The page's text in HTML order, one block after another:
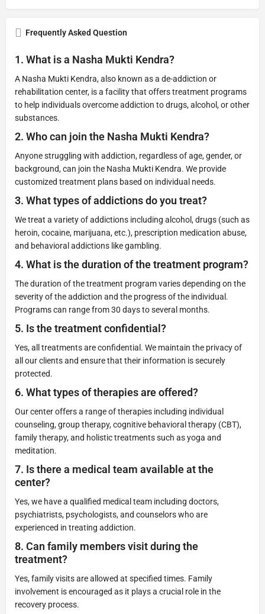
Frequently Asked Question
1. What is a Nasha Mukti Kendra?
A Nasha Mukti Kendra, also known as a de-addiction or
rehabilitation center, is a facility that offers treatment programs
to help individuals overcome addiction to drugs, alcohol, or other
substances.
2. Who can join the Nasha Mukti Kendra?
Anyone struggling with addiction, regardless of age, gender, or
background, can join the Nasha Mukti Kendra. We provide
customized treatment plans based on individual needs.
3. What types of addictions do you treat?
We treat a variety of addictions including alcohol, drugs (such as
heroin, cocaine, marijuana, etc.), prescription medication abuse,
and behavioral addictions like gambling.
4. What is the duration of the treatment program?
The duration of the treatment program varies depending on the
severity of the addiction and the progress of the individual.
Programs can range from 30 days to several months.
5. Is the treatment confidential?
Yes, all treatments are confidential. We maintain the privacy of
all our clients and ensure that their information is securely
protected.
6. What types of therapies are offered?
Our center offers a range of therapies including individual
counseling, group therapy, cognitive behavioral therapy (CBT),
family therapy, and holistic treatments such as yoga and
meditation.
7. Is there a medical team available at the
center?
Yes, we have a qualified medical team including doctors,
psychiatrists, psychologists, and counselors who are
experienced in treating addiction.
8. Can family members visit during the
treatment?
Yes, family visits are allowed at specified times. Family
involvement is encouraged as it plays a crucial role in the
recovery process.